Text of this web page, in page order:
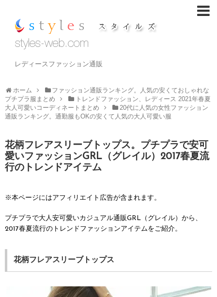
レディースファッション通販
ホーム
ファッション通販ランキング。人気の安くておしゃれな
プチプラ服まとめ
トレンドファッション、レディース 2021年春夏
大人可愛いコーディネートまとめ
20代に人気の女性ファッション
通販ランキング。通勤服もOKの安くて人気の大人可愛い服
花柄フレアスリーブトップス。プチプラで安可
愛いファッションGRL（グレイル）2017春夏流
行のトレンドアイテム
※本ページにはアフィリエイト広告が含まれます。
プチプラで大人安可愛いカジュアル通販GRL（グレイル）から、
2017春夏流行のトレンドファッションアイテムをご紹介。
花柄フレアスリーブトップス